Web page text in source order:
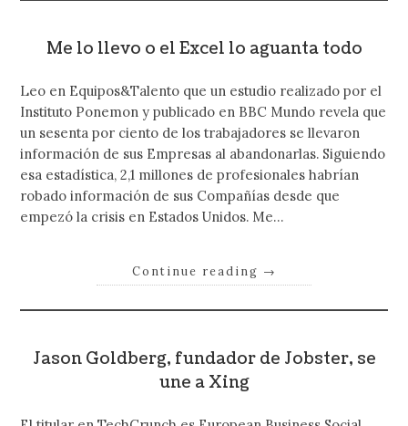
Me lo llevo o el Excel lo aguanta todo
Leo en Equipos&Talento que un estudio realizado por el
Instituto Ponemon y publicado en BBC Mundo revela que
un sesenta por ciento de los trabajadores se llevaron
información de sus Empresas al abandonarlas. Siguiendo
esa estadística, 2,1 millones de profesionales habrían
robado información de sus Compañías desde que
empezó la crisis en Estados Unidos. Me…
Continue reading →
Jason Goldberg, fundador de Jobster, se
une a Xing